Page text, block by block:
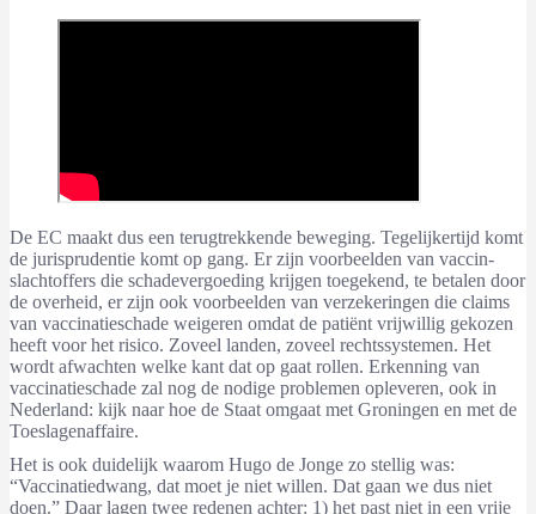
De EC maakt dus een terugtrekkende beweging. Tegelijkertijd komt
de jurisprudentie komt op gang. Er zijn voorbeelden van vaccin-
slachtoffers die schadevergoeding krijgen toegekend, te betalen door
de overheid, er zijn ook voorbeelden van verzekeringen die claims
van vaccinatieschade weigeren omdat de patiënt vrijwillig gekozen
heeft voor het risico. Zoveel landen, zoveel rechtssystemen. Het
wordt afwachten welke kant dat op gaat rollen. Erkenning van
vaccinatieschade zal nog de nodige problemen opleveren, ook in
Nederland: kijk naar hoe de Staat omgaat met Groningen en met de
Toeslagenaffaire.
Het is ook duidelijk waarom Hugo de Jonge zo stellig was:
“Vaccinatiedwang, dat moet je niet willen. Dat gaan we dus niet
doen.” Daar lagen twee redenen achter: 1) het past niet in een vrije